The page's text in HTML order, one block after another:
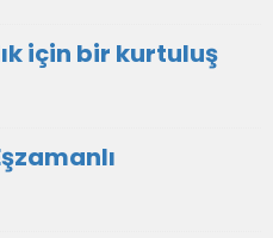
için bir kurtuluş